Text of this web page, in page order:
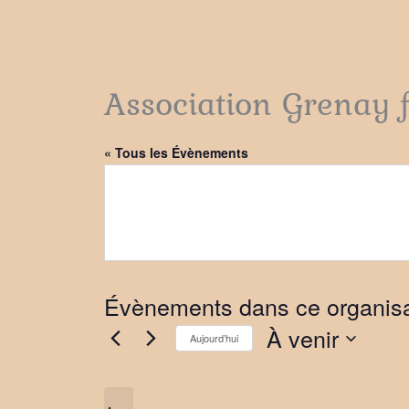
Association Grenay
« Tous les Évènements
Évènements dans ce
Aujourd’hui À venir